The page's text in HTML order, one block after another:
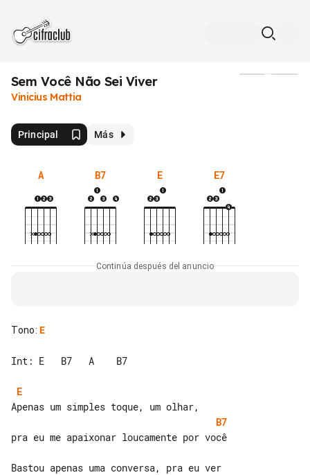
Sem Você Não Sei Viver
Vinicius Mattia
Principal Más
A B7 E E7
Continúa después del anuncio
Tono: E
Int: E   B7   A    B7
E
B7
pra eu me apaixonar loucamente por você
Bastou apenas uma conversa, pra eu ver